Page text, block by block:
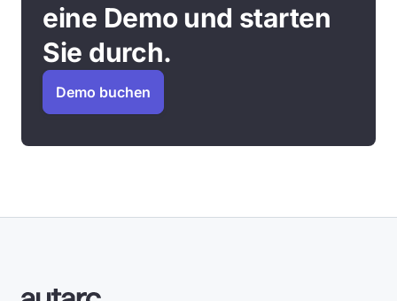
eine Demo und starten
Sie durch.
Demo buchen